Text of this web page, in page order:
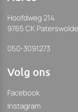
Hoofdweg 214
9765 CK Paterswolde
050-3091273
Volg ons
Facebook
Instagram